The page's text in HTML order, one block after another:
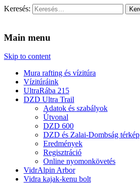
Keresés:
Main menu
Skip to content
Mura rafting és vízitúra
Vízitúráink
UltraRába 215
DZD Ultra Trail
Adatok és szabályok
Útvonal
DZD 600
DZD és Zalai-Dombság térkép
Eredmények
Regisztráció
Online nyomonkövetés
VidrAlpin Arbor
Vidra kajak-kenu bolt